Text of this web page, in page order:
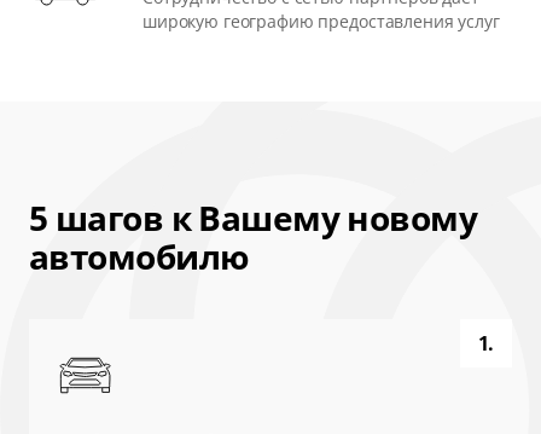
широкую географию предоставления услуг
5 шагов к Вашему новому
автомобилю
1.